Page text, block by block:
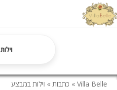
וילות
Villa Belle
» כתבות » וילות במבצע